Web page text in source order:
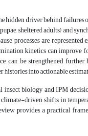
hidden driver behind
sheltered adults) and
processes are
kinetics can
can be strengthened
into actionable
insect biology and IPM
driven shifts in
provides a practical